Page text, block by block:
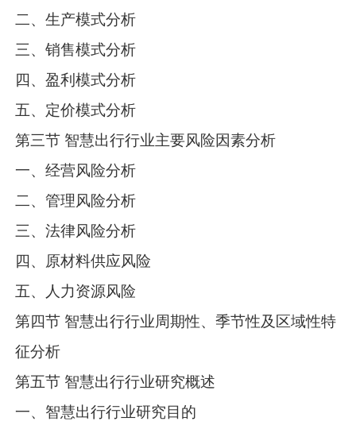
二、生产模式分析
三、销售模式分析
四、盈利模式分析
五、定价模式分析
第三节 智慧出行行业主要风险因素分析
一、经营风险分析
二、管理风险分析
三、法律风险分析
四、原材料供应风险
五、人力资源风险
第四节 智慧出行行业周期性、季节性及区域性特
征分析
第五节 智慧出行行业研究概述
一、智慧出行行业研究目的